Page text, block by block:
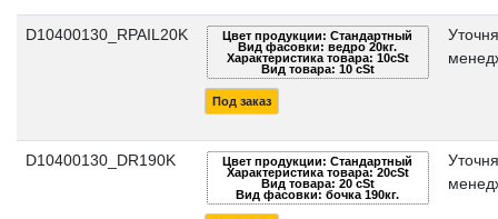
D10400130_RPAIL20K
Цвет продукции: Стандартный
Вид фасовки: ведро 20кг.
Характеристика товара: 10cSt
Вид товара: 10 cSt
Под заказ
D10400130_DR190K
Цвет продукции: Стандартный
Характеристика товара: 20cSt
Вид товара: 20 cSt
Вид фасовки: бочка 190кг.